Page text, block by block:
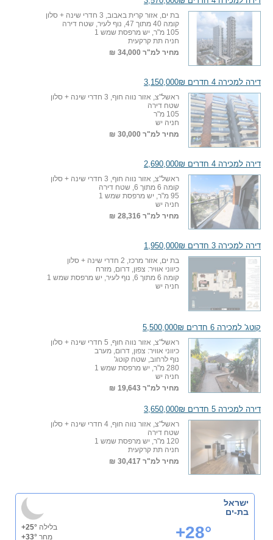
בת ים, אזור קרית באבוב, 3 חדרי שינה + סלון
קומה 40 מתוך 47, נוף לעיר, שטח דירה
105 מ"ר, יש מרפסת שמש 1
חניה תת קרקעית
מחיר למ"ר 34,000 ₪
דירה למכירה 4 חדרים 3,150,000₪
ראשל"צ, אזור נווה חוף, 3 חדרי שינה + סלון
שטח דירה
105 מ"ר
חניה יש
מחיר למ"ר 30,000 ₪
דירה למכירה 4 חדרים 2,690,000₪
ראשל"צ, אזור נווה חוף, 3 חדרי שינה + סלון
קומה 6 מתוך 6, שטח דירה
95 מ"ר, יש מרפסת שמש 1
חניה יש
מחיר למ"ר 28,316 ₪
דירה למכירה 3 חדרים 1,950,000₪
בת ים, אזור מרכז, 2 חדרי שינה + סלון
כיווני אוויר: צפון, דרום, מזרח
קומה 6 מתוך 6, נוף לעיר, יש מרפסת שמש 1
חניה יש
קוטג' למכירה 6 חדרים 5,500,000₪
ראשל"צ, אזור נווה חוף, 5 חדרי שינה + סלון
כיווני אוויר: צפון, דרום, מערב
נוף לרחוב, שטח קוטג'
280 מ"ר, יש מרפסת שמש 1
חניה יש
מחיר למ"ר 19,643 ₪
דירה למכירה 5 חדרים 3,650,000₪
ראשל"צ, אזור נווה חוף, 4 חדרי שינה + סלון
שטח דירה
120 מ"ר, יש מרפסת שמש 1
חניה תת קרקעית
מחיר למ"ר 30,417 ₪
ישראל
בת-ים
+28° בלילה +25°
מחר +33°